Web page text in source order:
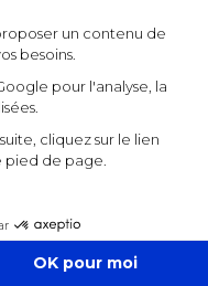
pour l'analyse, la
cliquez sur le lien
pied de page.
OK pour moi